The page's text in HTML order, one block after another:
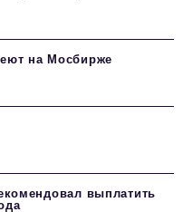
на Мосбирже
выплатить